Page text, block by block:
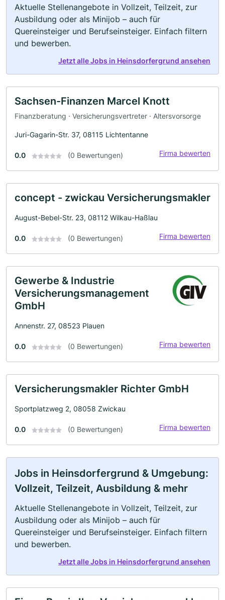
Aktuelle Stellenangebote in Vollzeit, Teilzeit, zur
Ausbildung oder als Minijob – auch für
Quereinsteiger und Berufseinsteiger. Einfach filtern
und bewerben.
Jetzt alle Jobs in Heinsdorfergrund ansehen
Sachsen-Finanzen Marcel Knott
Finanzberatung · Versicherungsvertreter · Altersvorsorge
Juri-Gagarin-Str. 37, 08115 Lichtentanne
0.0 (0 Bewertungen) Firma bewerten
concept - zwickau Versicherungsmakler
August-Bebel-Str. 23, 08112 Wilkau-Haßlau
0.0 (0 Bewertungen) Firma bewerten
Gewerbe & Industrie
Versicherungsmanagement
GmbH
Annenstr. 27, 08523 Plauen
0.0 (0 Bewertungen) Firma bewerten
Versicherungsmakler Richter GmbH
Sportplatzweg 2, 08058 Zwickau
0.0 (0 Bewertungen) Firma bewerten
Jobs in Heinsdorfergrund & Umgebung:
Vollzeit, Teilzeit, Ausbildung & mehr
Aktuelle Stellenangebote in Vollzeit, Teilzeit, zur
Ausbildung oder als Minijob – auch für
Quereinsteiger und Berufseinsteiger. Einfach filtern
und bewerben.
Jetzt alle Jobs in Heinsdorfergrund ansehen